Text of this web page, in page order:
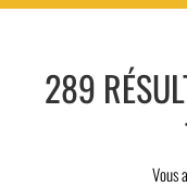
289
Vous